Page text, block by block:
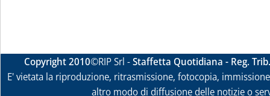
Copyright 2010©RIP Srl -Staffetta Quotidiana - Reg.
E' vietata la riproduzione, ritrasmissione, fotocopia,
altro modo di diffusione delle notizie o